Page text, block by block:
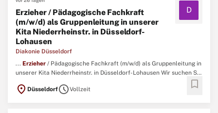
Erzieher / Pädagogische Fachkraft
(m/w/d) als Gruppenleitung in unserer
Kita Niederrheinstr. in Düsseldorf-
Lohausen
Diakonie Düsseldorf
D
... Erzieher / Pädagogische Fachkraft (m/w/d) als Gruppenleitung in
unserer Kita Niederrheinstr. in Düsseldorf-Lohausen Wir suchen Sie
/ pädagogische Fachkraft (m/w/d) in der Position der
Gruppenleitung für unsere Kita auf der Niederrheinstr. in
location_on DüsseldorfscheduleVollzeit bookmark